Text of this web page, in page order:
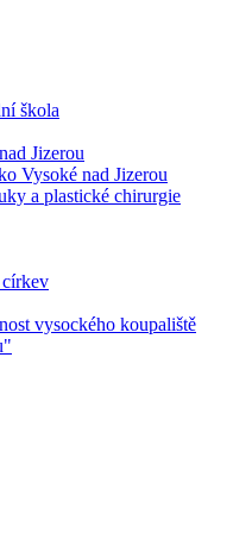
škola
Jizerou
Vysoké nad Jizerou
a plastické chirurgie
vysockého koupaliště